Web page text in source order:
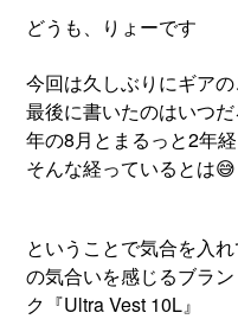
どうも、りょーです
今回は久しぶりにギアの
最後に書いたのはいつ
年の8月とまるっと2年
そんな経っているとは😅
ということで気合を入
の気合いを感じるブラ
ク『Ultra Vest 10L』